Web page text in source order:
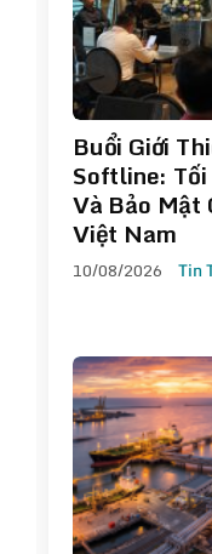
Buổi Giới
Softline: Tối
Và Bảo Mật
Việt Nam
10/08/2026 Tin